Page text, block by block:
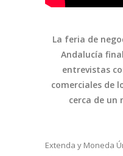
La feria de
Andalucía
entrevistas
comerciales de
cerca de un
Extenda y Moneda